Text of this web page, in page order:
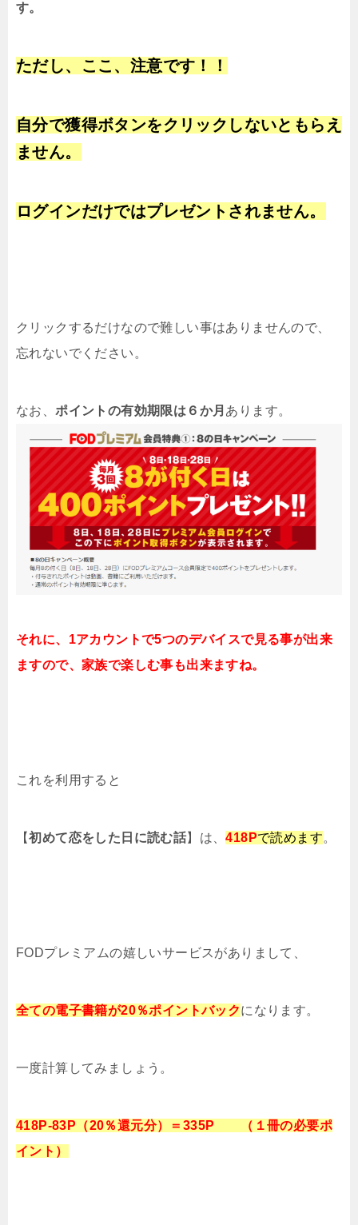
す。
ただし、ここ、注意です！！
自分で獲得ボタンをクリックしないともらえ
ません。
ログインだけではプレゼントされません。
クリックするだけなので難しい事はありませんので、
忘れないでください。
なお、ポイントの有効期限は６か月 あります。
それに、1アカウントで5つのデバイスで見る事が出来
ますので、家族で楽しむ事も出来ますね。
これを利用すると
【初めて恋をした日に読む話】は、418 Pで読めます。
FODプレミアムの嬉しいサービスがありまして、
全ての電子書籍が20％ポイントバックになります。
一度計算してみましょう。
418P-83P（20％還元分）＝335P （１冊の必要ポ
イント）